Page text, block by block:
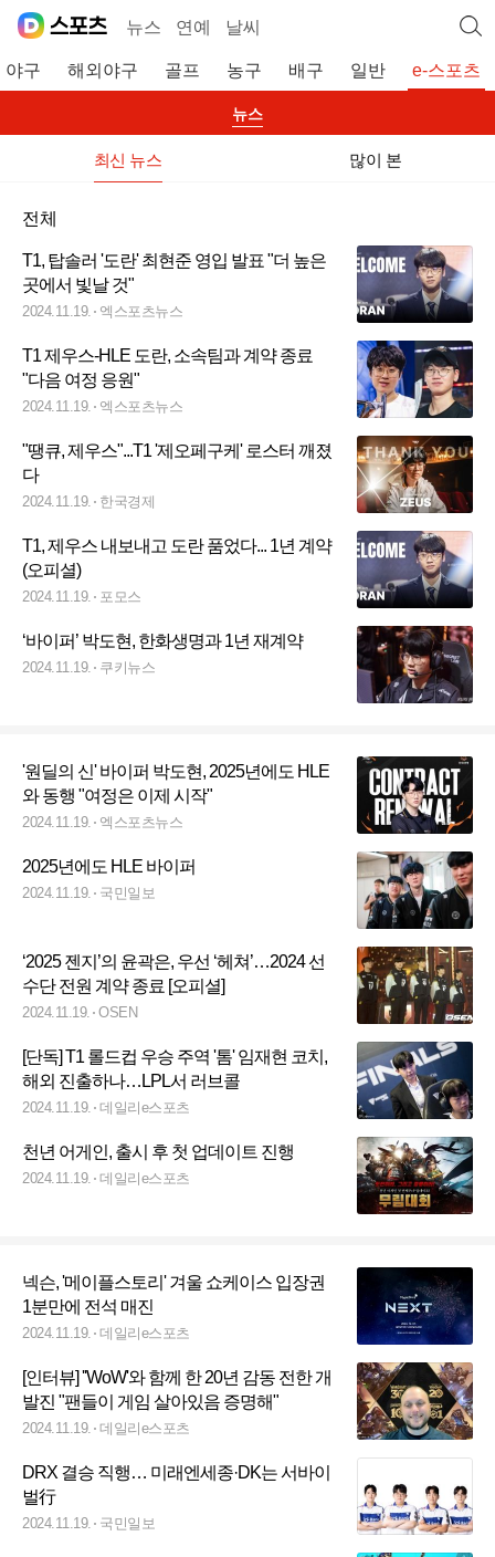
뉴스 연예 날씨
야구 해외야구 골프 농구 배구 일반 e-스포츠
뉴스
최신 뉴스 많이 본
전체
T1, 탑솔러 '도란' 최현준 영입 발표 "더 높은
곳에서 빛날 것"
2024.11.19. 엑스포츠뉴스
T1 제우스-HLE 도란, 소속팀과 계약 종료
"다음 여정 응원"
2024.11.19. 엑스포츠뉴스
"땡큐, 제우스"...T1 '제오페구케' 로스터 깨졌
다
2024.11.19. 한국경제
T1, 제우스 내보내고 도란 품었다... 1년 계약
(오피셜)
2024.11.19. 포모스
‘바이퍼’ 박도현, 한화생명과 1년 재계약
2024.11.19. 쿠키뉴스
'원딜의 신' 바이퍼 박도현, 2025년에도 HLE
와 동행 "여정은 이제 시작"
2024.11.19. 엑스포츠뉴스
2025년에도 HLE 바이퍼
2024.11.19. 국민일보
‘2025 젠지’의 윤곽은, 우선 ‘헤쳐’…2024 선
수단 전원 계약 종료 [오피셜]
2024.11.19. OSEN
[단독] T1 롤드컵 우승 주역 '톰' 임재현 코치,
해외 진출하나…LPL서 러브콜
2024.11.19. 데일리e스포츠
천년 어게인, 출시 후 첫 업데이트 진행
2024.11.19. 데일리e스포츠
넥슨, '메이플스토리' 겨울 쇼케이스 입장권
1분만에 전석 매진
2024.11.19. 데일리e스포츠
[인터뷰] ''WoW'와 함께 한 20년 감동 전한 개
발진 "팬들이 게임 살아있음 증명해"
2024.11.19. 데일리e스포츠
DRX 결승 직행… 미래엔세종·DK는 서바이
벌行
2024.11.19. 국민일보